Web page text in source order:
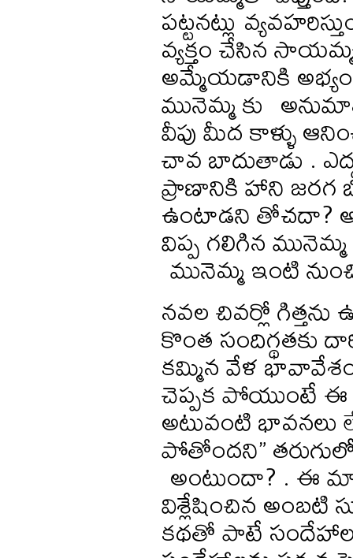
పట్టనట్లు
వ్యక్తం చేసిన
అమ్మేయడానికి
మునెమ్మ కు
వీపు మీద కాళ్ళు
చావ బాదుతాడు .
ప్రాణానికి హాని
ఉంటాడని తోచదా?
విప్ప గలిగిన
మునెమ్మ ఇంటి
నవల చివర్లో గిత్తను
కొంత సందిగ్థతకు
కమ్మిన వేళ
చెప్పక పోయుంటే ఈ
అటువంటి భావనలు
పోతోందని”
అంటుందా? . ఈ
విశ్లేషించిన అంబటి
కథతో పాటే సందేహాలు